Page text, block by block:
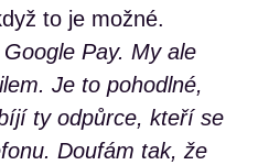
to je možné.
Pay. My ale
Je to pohodlné,
ty odpůrce, kteří se
Doufám tak, že